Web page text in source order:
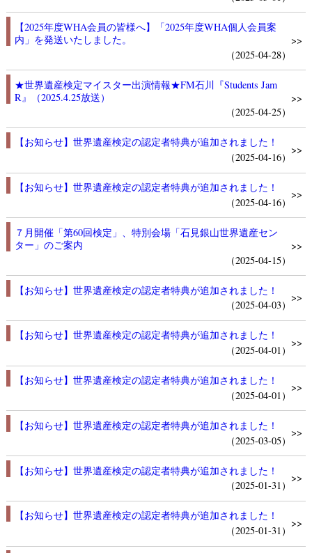
【2025年度WHA会員の皆様へ】「2025年度WHA個人会員案
内」を発送いたしました。
（2025-04-28）
>>
★世界遺産検定マイスター出演情報★FM石川『Students Jam
R』（2025.4.25放送）
（2025-04-25）
>>
【お知らせ】世界遺産検定の認定者特典が追加されました！
（2025-04-16）
>>
【お知らせ】世界遺産検定の認定者特典が追加されました！
（2025-04-16）
>>
７月開催「第60回検定」、特別会場「石見銀山世界遺産セン
ター」のご案内
（2025-04-15）
>>
【お知らせ】世界遺産検定の認定者特典が追加されました！
（2025-04-03）
>>
【お知らせ】世界遺産検定の認定者特典が追加されました！
（2025-04-01）
>>
【お知らせ】世界遺産検定の認定者特典が追加されました！
（2025-04-01）
>>
【お知らせ】世界遺産検定の認定者特典が追加されました！
（2025-03-05）
>>
【お知らせ】世界遺産検定の認定者特典が追加されました！
（2025-01-31）
>>
【お知らせ】世界遺産検定の認定者特典が追加されました！
（2025-01-31）
>>